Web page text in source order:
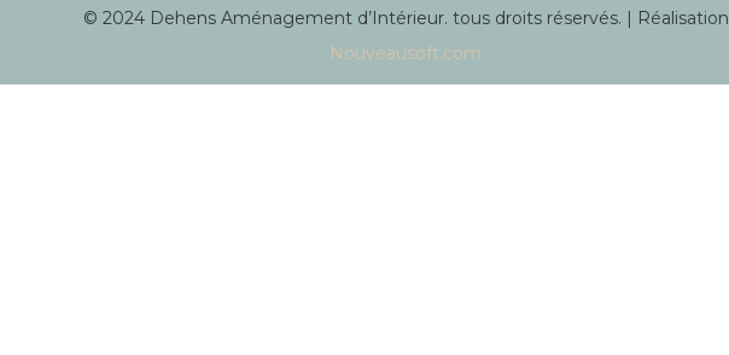
© 2024 Dehens Aménagement d’Intérieur. tous droits réservés. | Réalisation
Nouveausoft.com